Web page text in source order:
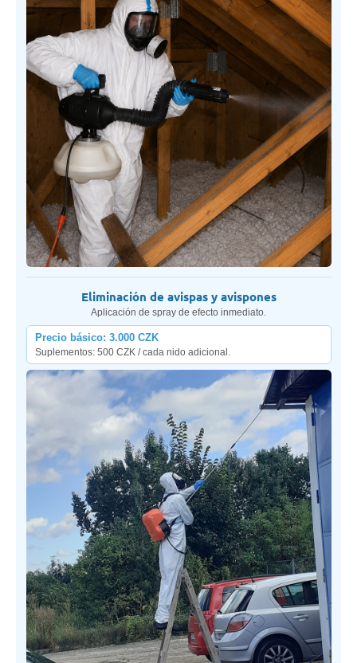
Eliminación de avispas y avispones
Aplicación de spray de efecto inmediato.
Precio básico: 3.000 CZK
Suplementos: 500 CZK / cada nido adicional.